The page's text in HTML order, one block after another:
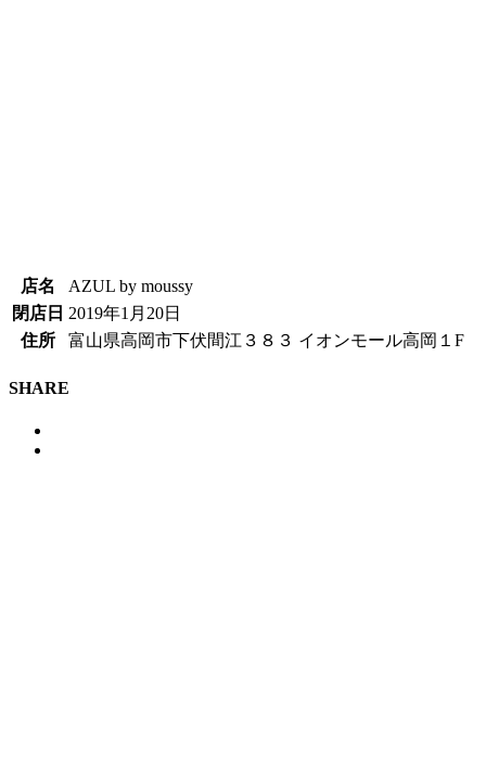
店名
AZUL by moussy
閉店日 2019年1月20日
住所
富山県高岡市下伏間江３８３ イオンモール高岡１F
SHARE